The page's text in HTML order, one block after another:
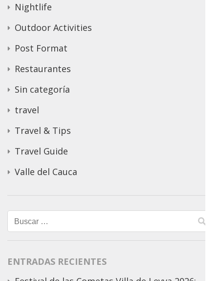
Nightlife
Outdoor Activities
Post Format
Restaurantes
Sin categoría
travel
Travel & Tips
Travel Guide
Valle del Cauca
Buscar:
ENTRADAS RECIENTES